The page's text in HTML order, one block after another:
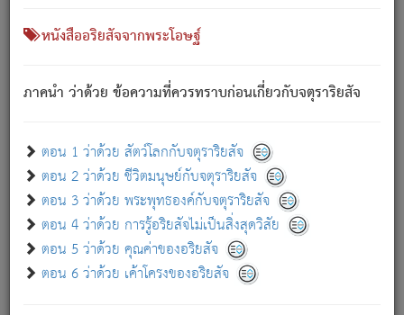
หนังสืออริยสัจจากพระโอษฐ์
ภาคนำ ว่าด้วย ข้อความที่ควรทราบก่อนเกี่ยวกับจตุราริยสัจ
ตอน 1 ว่าด้วย สัตว์โลกกับจตุราริยสัจ
ตอน 2 ว่าด้วย ชีวิตมนุษย์กับจตุราริยสัจ
ตอน 3 ว่าด้วย พระพุทธองค์กับจตุราริยสัจ
ตอน 4 ว่าด้วย การรู้อริยสัจไม่เป็นสิ่งสุดวิสัย
ตอน 5 ว่าด้วย คุณค่าของอริยสัจ
ตอน 6 ว่าด้วย เค้าโครงของอริยสัจ
เขาสำคัญสิ่งใด โดยความเป็นประการใด แต่สิ่งนั้นย่อมเป็น
(ตามที่เป็นจริง) โดยประการอื่นจากที่เขาสำคัญนั้น
สัตว์โลกติดข้องอยู่ในภพ ถูกภพบังหน้าแล้ว มีภพโดยความ
เป็นอย่างอื่น (จากที่มันเป็นอยู่จริง) จึงได้เพลิดเพลินยิ่งนักในภพ
เขาเพลิดเพลินยิ่งนักในสิ่งใด สิ่งนั้นเป็นภัย (ที่เขาไม่รู้จัก)
เขากลัวต่อสิ่งใดสิ่งนั้นเป็นทุกข์
พรหมจรรย์นี้ อันบุคคลย่อมประพฤติ ก็เพื่อการละขาดซึ่ง
ภพ.
สมณะหรือพราหมณ์เหล่าใด กล่าวความหลุดพ้นจากภพว่า
มีได้เพราะภพ เรากล่าวว่า สมณะหรือพราหมณ์ทั้งปวงนั้น
มิใช่ผู้หลดพ้นจากภพ.